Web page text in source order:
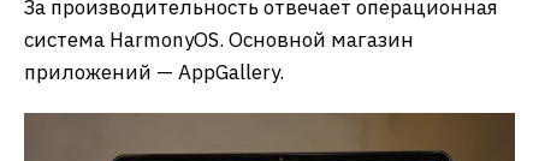
За производительность отвечает операционная
система HarmonyOS. Основной магазин
приложений — AppGallery.